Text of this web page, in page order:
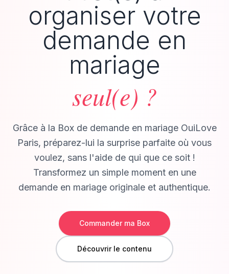
organiser votre
demande en
mariage
seul(e) ?
Grâce à la Box de demande en mariage OuiLove
Paris, préparez-lui la surprise parfaite où vous
voulez, sans l'aide de qui que ce soit !
Transformez un simple moment en une
demande en mariage originale et authentique.
Commander ma Box
Découvrir le contenu